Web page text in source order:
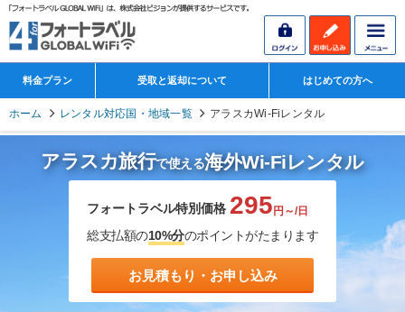
料金プラン 受取と返却について はじめての方へ
ホーム レンタル対応国・地域一覧 アラスカWi-Fiレンタル
アラスカ旅行で使える海外Wi-Fiレンタル
フォートラベル特別価格 295円～/日
総支払額の10%分のポイントがたまります
お見積もり・お申し込み